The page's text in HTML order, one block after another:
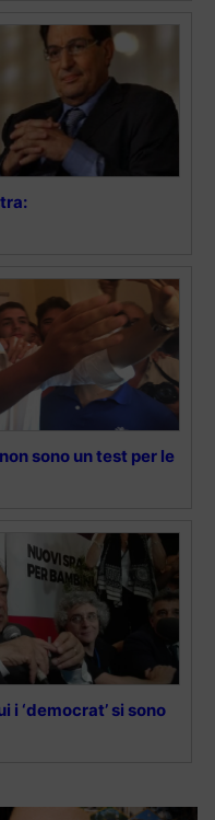
sono un test per le
‘democrat’ si sono